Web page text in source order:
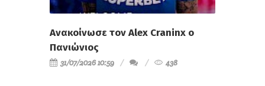
Ανακοίνωσε τον Alex Craninx ο
Πανιώνιος
31/07/2026 10:59 438